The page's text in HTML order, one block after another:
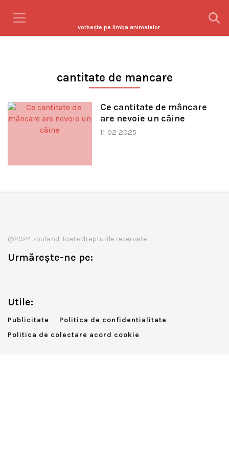
vorbeşte pe limba animalelor
cantitate de mancare
Ce cantitate de mâncare
are nevoie un câine
11 02 2025
@2024 zooland. Toate drepturile rezervate
Urmărește-ne pe:
Utile:
Publicitate
Politica de confidentialitate
Politica de colectare acord cookie